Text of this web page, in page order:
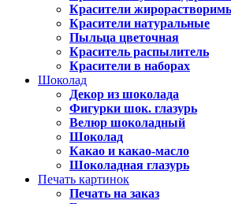
Красители
Красители натуральные
Пыльца цветочная
Краситель распылитель
Красители в наборах
Шоколад
Декор из шоколада
Фигурки шок. глазурь
Велюр шоколадный
Шоколад
Какао и какао-масло
Шоколадная глазурь
Печать картинок
Печать на заказ